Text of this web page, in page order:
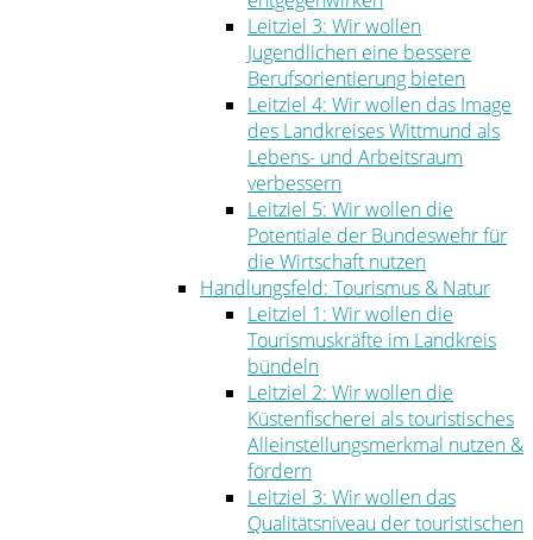
Leitziel 3: Wir wollen
Jugendlichen eine bessere
Berufsorientierung bieten
Leitziel 4: Wir wollen das Image
des Landkreises Wittmund als
Lebens- und Arbeitsraum
verbessern
Leitziel 5: Wir wollen die
Potentiale der Bundeswehr für
die Wirtschaft nutzen
Handlungsfeld: Tourismus & Natur
Leitziel 1: Wir wollen die
Tourismuskräfte im Landkreis
bündeln
Leitziel 2: Wir wollen die
Küstenfischerei als touristisches
Alleinstellungsmerkmal nutzen &
fördern
Leitziel 3: Wir wollen das
Qualitätsniveau der touristischen